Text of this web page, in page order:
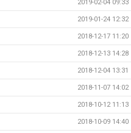
2019-02-04 09:33
2019-01-24 12:32
2018-12-17 11:20
2018-12-13 14:28
2018-12-04 13:31
2018-11-07 14:02
2018-10-12 11:13
2018-10-09 14:40